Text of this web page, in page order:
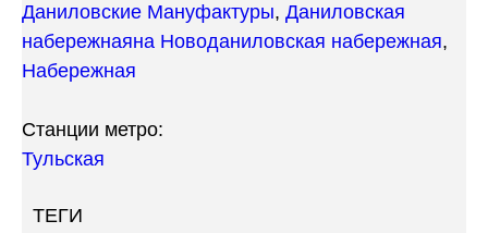
Даниловские Мануфактуры, Даниловская
набережнаяна Новоданиловская набережная,
Набережная
Станции метро:
Тульская
ТЕГИ